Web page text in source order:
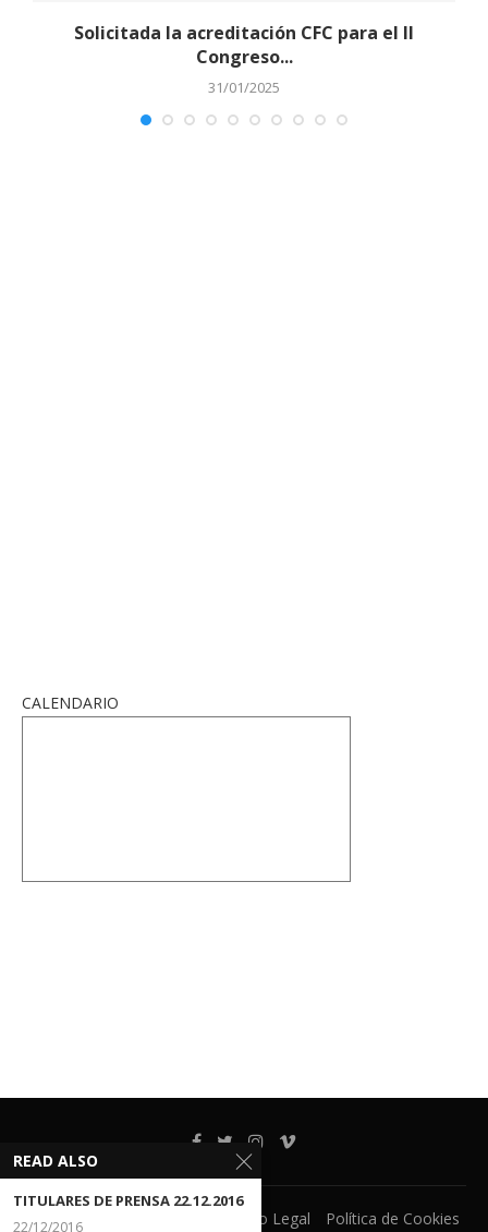
Solicitada la acreditación CFC para el II
Congreso...
31/01/2025
CALENDARIO
Ventanilla Unica Aviso Legal Política de Cookies
READ ALSO
TITULARES DE PRENSA 22.12.2016
22/12/2016